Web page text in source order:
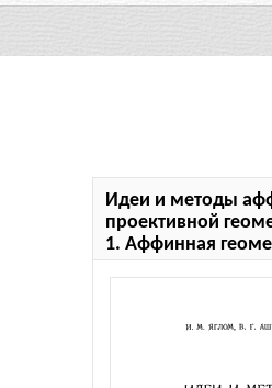
Идеи и методы
проективной
1. Аффинная